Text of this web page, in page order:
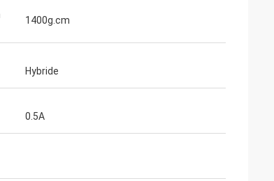
nemen
1400g.cm
Hybride
0.5A